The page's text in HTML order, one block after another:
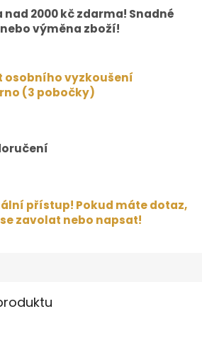
nad 2000 kč zdarma! Snadné
výměna zboží!
osobního vyzkoušení
(3 pobočky)
přístup! Pokud máte dotaz,
zavolat nebo napsat!